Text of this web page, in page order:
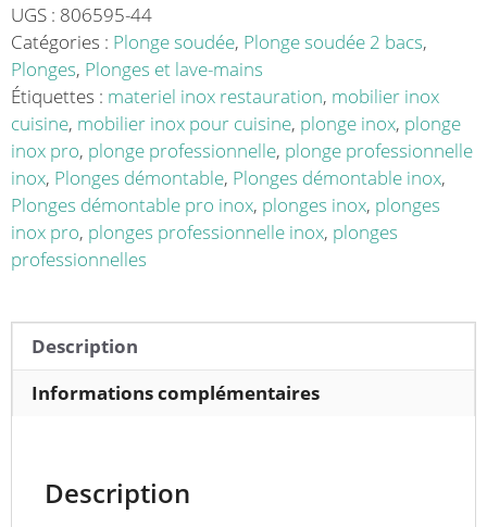
2
bacs
à
droite
1
égouttoir
à
gauche
700
x
UGS : 806595-44
Catégories : Plonge soudée, Plonge soudée 2 bacs,
Plonges, Plonges et lave-mains
Étiquettes : materiel inox restauration, mobilier inox
cuisine, mobilier inox pour cuisine, plonge inox, plonge
inox pro, plonge professionnelle, plonge professionnelle
inox, Plonges démontable, Plonges démontable inox,
Plonges démontable pro inox, plonges inox, plonges
inox pro, plonges professionnelle inox, plonges
professionnelles
Description
Informations complémentaires
Description